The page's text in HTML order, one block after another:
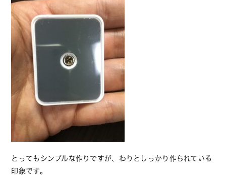
とってもシンプルな作りですが、わりとしっかり作られている
印象です。